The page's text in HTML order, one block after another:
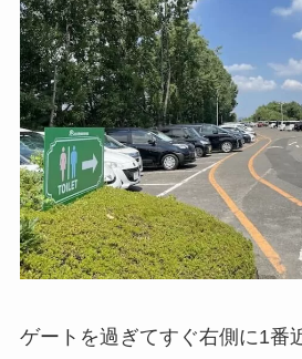
ゲートを過ぎてすぐ右側に1番